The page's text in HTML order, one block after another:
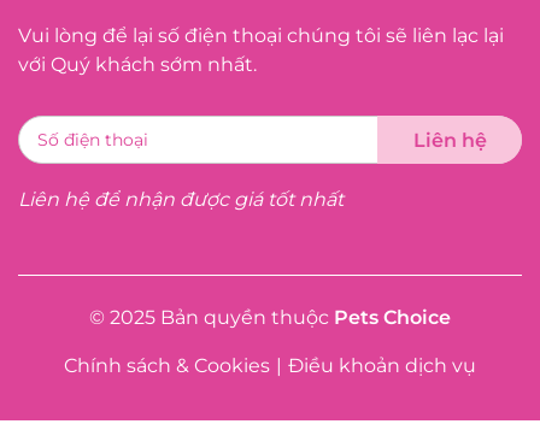
Vui lòng để lại số điện thoại chúng tôi sẽ liên lạc lại
với Quý khách sớm nhất.
Liên hệ để nhận được giá tốt nhất
© 2025 Bản quyền thuộc Pets Choice
Chính sách & Cookies | Điều khoản dịch vụ